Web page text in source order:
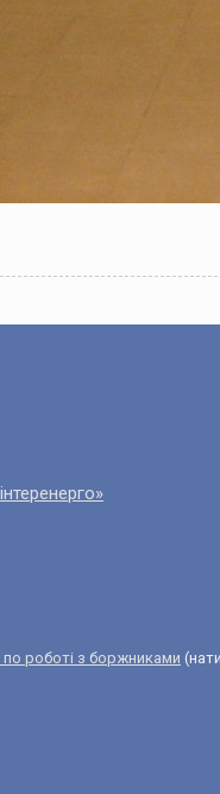
по роботі з боржниками